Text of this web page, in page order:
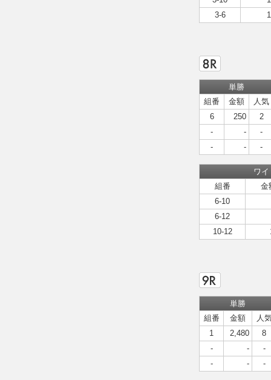
3-6
単勝
組番
金額
人気
6
250
2
-
-
-
-
- -
ワイ
組番
金
6-10
6-12
10-12
単勝
組番
金額
人
1
2,480
8
-
-
-
-
- -